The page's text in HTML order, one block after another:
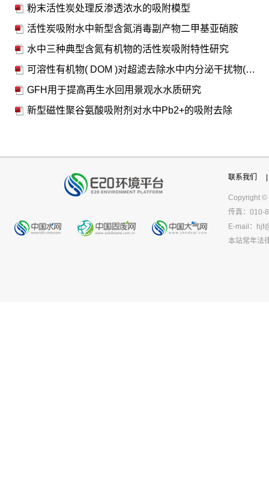
粉末活性炭处理反渗透浓水的吸附模型
活性炭吸附水中新型含氮消毒副产物二甲基亚硝胺
水中三种典型含氮有机物的活性炭吸附特性研究
可溶性有机物( DOM )对超滤去除水中内分泌干扰物( BPA)的影响
GFH用于提高再生水回用景观水水质研究
新型磁性聚谷氨酸吸附剂对水中Pb2+的吸附去除
联系我们
Copyright ©
传真：010-
E-mail：
本站常年法